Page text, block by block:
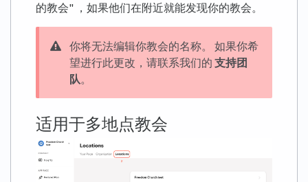
的教会" ，如果他们在附近就能发现你的教会。
你将无法编辑你教会的名称。 如果你希
望进行此更改，请联系我们的 支持团
队。
适用于多地点教会